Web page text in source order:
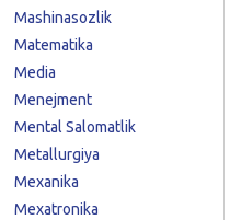
Mashinasozlik
Matematika
Media
Menejment
Mental Salomatlik
Metallurgiya
Mexanika
Mexatronika